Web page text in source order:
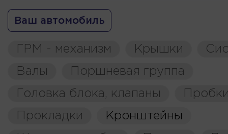
Ваш автомобиль
ГРМ - механизм Крышки
Валы
Поршневая группа
Головка блока, клапаны
Прокладки
Кронштейны